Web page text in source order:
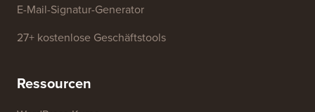
WordPress-Theme-Detektor
SEO-Keyword-Generator
Website-SEO-Analysator